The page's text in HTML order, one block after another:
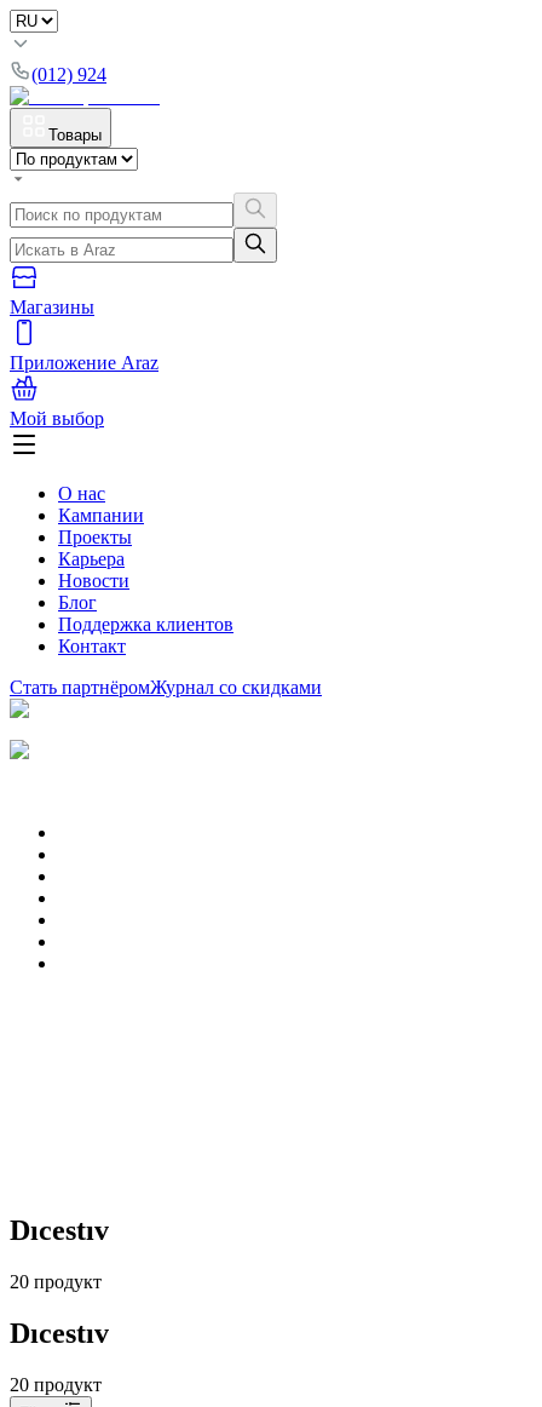
(012) 924
Товары
Магазины
Приложение Araz
Мой выбор
О нас
Кампании
Проекты
Карьера
Новости
Блог
Поддержка клиентов
Контакт
Стать партнёромЖурнал со скидками
Dıcestıv
20 продукт
Dıcestıv
20 продукт